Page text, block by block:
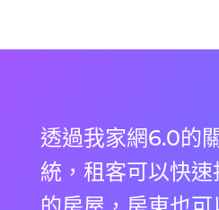
透過我家網6.0的
統，租客可以快